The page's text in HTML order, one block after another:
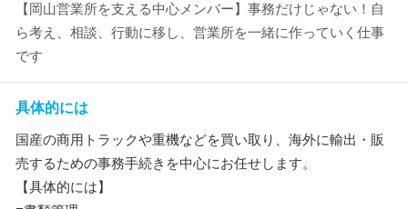
【岡山営業所を支える中心メンバー】事務だけじゃない！自
ら考え、相談、行動に移し、営業所を一緒に作っていく仕事
です
具体的には
国産の商用トラックや重機などを買い取り、海外に輸出・販
売するための事務手続きを中心にお任せします。
【具体的には】